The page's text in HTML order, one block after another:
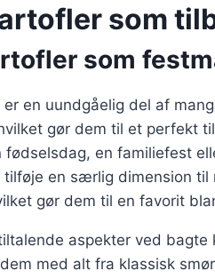
som
som
en uundgåelig del af
gør dem til et perfekt
fødselsdag, en familiefest
en særlig dimension til
gør dem til en favorit
aspekter ved
med alt fra klassisk